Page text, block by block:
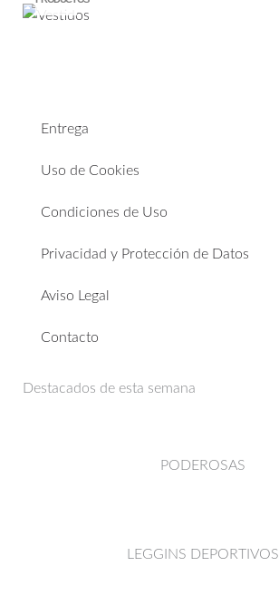
Entrega
Uso de Cookies
Condiciones de Uso
Privacidad y Protección de Datos
Aviso Legal
Contacto
Destacados de esta semana
PODEROSAS
LEGGINS DEPORTIVOS